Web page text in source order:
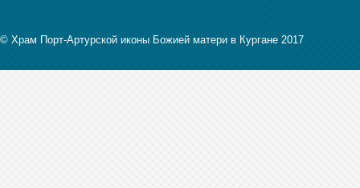
© Храм Порт-Артурской иконы Божией матери в Кургане 2017